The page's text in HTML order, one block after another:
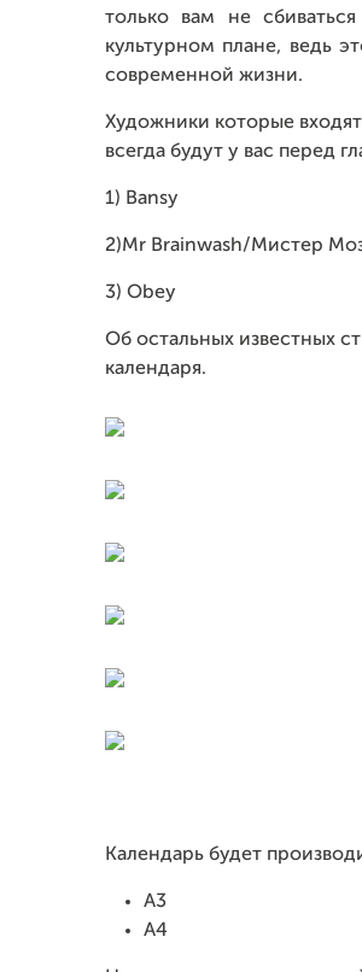
только вам не
культурном плане, ведь
современной жизни.
Художники которые
всегда будут у вас перед
1) Bansy
2)Mr Brainwash/Мистер
3) Obey
Об остальных известных
календаря.
Календарь будет
А3
А4